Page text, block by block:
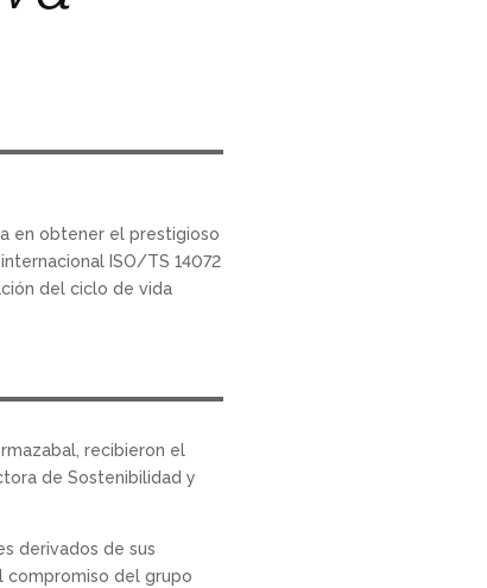
en obtener el prestigioso
ISO/TS 14072
del ciclo de vida
recibieron el
de Sostenibilidad y
derivados de sus
compromiso del grupo